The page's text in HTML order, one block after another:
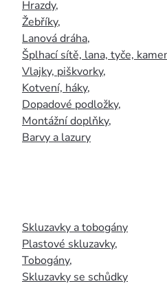
Hrazdy,
Žebříky,
Lanová dráha,
Šplhací sítě, lana, tyče,
Vlajky, piškvorky,
Kotvení, háky,
Dopadové podložky,
Montážní doplňky,
Barvy a lazury
Skluzavky a tobogány
Plastové skluzavky,
Tobogány,
Skluzavky se schůdky